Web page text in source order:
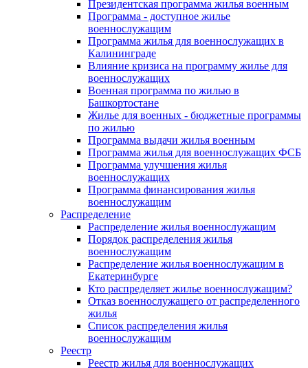
Президентская программа жилья военным
Программа - доступное жилье
военнослужащим
Программа жилья для военнослужащих в
Калининграде
Влияние кризиса на программу жилье для
военнослужащих
Военная программа по жилью в
Башкортостане
Жилье для военных - бюджетные программы
по жилью
Программа выдачи жилья военным
Программа жилья для военнослужащих ФСБ
Программа улучшения жилья
военнослужащих
Программа финансирования жилья
военнослужащим
Распределение
Распределение жилья военнослужащим
Порядок распределения жилья
военнослужащим
Распределение жилья военнослужащим в
Екатеринбурге
Кто распределяет жилье военнослужащим?
Отказ военнослужащего от распределенного
жилья
Список распределения жилья
военнослужащим
Реестр
Реестр жилья для военнослужащих